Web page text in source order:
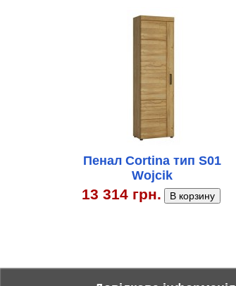
Пенал Cortina тип S01
Wojcik
13 314 грн.